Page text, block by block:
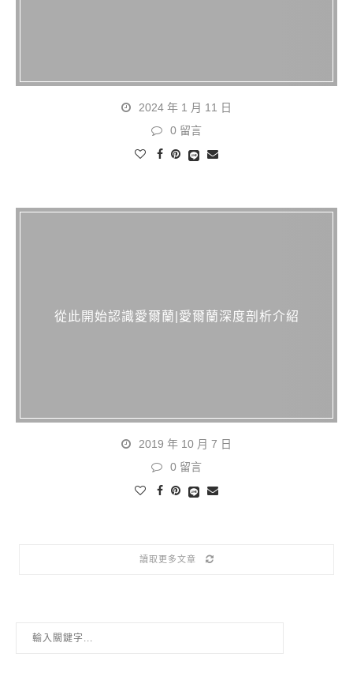
2024 年 1 月 11 日
0 留言
從此開始認識愛爾蘭|愛爾蘭深度剖析介紹
2019 年 10 月 7 日
0 留言
讀取更多文章